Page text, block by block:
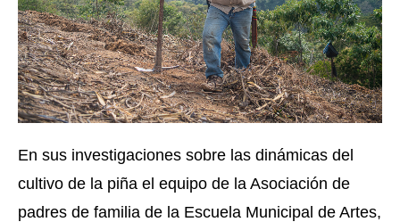
En sus investigaciones sobre las dinámicas del
cultivo de la piña el equipo de la Asociación de
padres de familia de la Escuela Municipal de Artes,